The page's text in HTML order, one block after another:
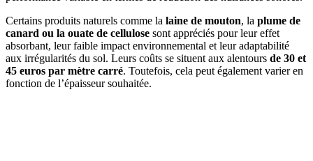
Certains produits naturels comme la laine de mouton, la plume de
canard ou la ouate de cellulose sont appréciés pour leur effet
absorbant, leur faible impact environnemental et leur adaptabilité
aux irrégularités du sol. Leurs coûts se situent aux alentours de 30 et
45 euros par mètre carré. Toutefois, cela peut également varier en
fonction de l’épaisseur souhaitée.